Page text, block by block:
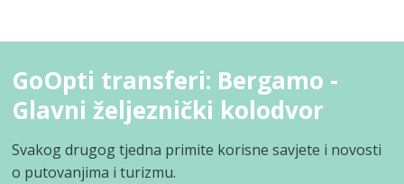
GoOpti transferi: Bergamo -
Glavni željeznički kolodvor
Svakog drugog tjedna primite korisne savjete i novosti
o putovanjima i turizmu.